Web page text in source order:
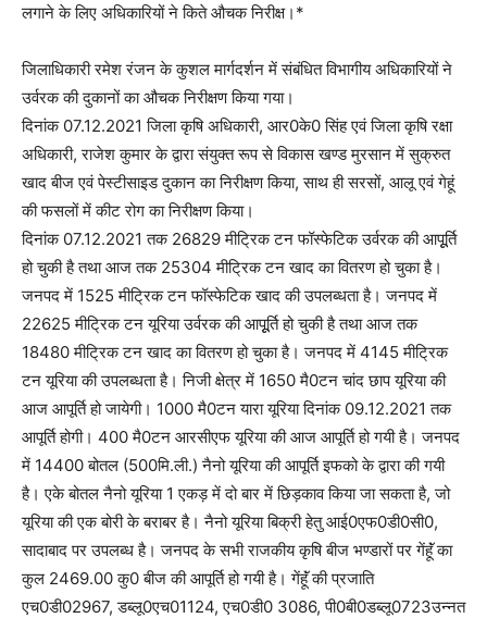
लगाने के लिए अधिकारियों ने किते औचक निरीक्ष।*
जिलाधिकारी रमेश रंजन के कुशल मार्गदर्शन में संबंधित विभागीय अधिकारियों ने
उर्वरक की दुकानों का औचक निरीक्षण किया गया।
दिनांक 07.12.2021 जिला कृषि अधिकारी, आर0के0 सिंह एवं जिला कृषि रक्षा
अधिकारी, राजेश कुमार के द्वारा संयुक्त रूप से विकास खण्ड मुरसान में सुक्रुत
खाद बीज एवं पेस्टीसाइड दुकान का निरीक्षण किया, साथ ही सरसों, आलू एवं गेहूं
की फसलों में कीट रोग का निरीक्षण किया।
दिनांक 07.12.2021 तक 26829 मीट्रिक टन फॉस्फेटिक उर्वरक की आपूूर्ति
हो चुकी है तथा आज तक 25304 मीट्रिक टन खाद का वितरण हो चुका है।
जनपद में 1525 मीट्रिक टन फॉस्फेटिक खाद की उपलब्धता है। जनपद में
22625 मीट्रिक टन यूरिया उर्वरक की आपूूर्ति हो चुकी है तथा आज तक
18480 मीट्रिक टन खाद का वितरण हो चुका है। जनपद में 4145 मीट्रिक
टन यूरिया की उपलब्धता है। निजी क्षेत्र में 1650 मै0टन चांद छाप यूरिया की
आज आपूर्ति हो जायेगी। 1000 मै0टन यारा यूरिया दिनांक 09.12.2021 तक
आपूर्ति होगी। 400 मै0टन आरसीएफ यूरिया की आज आपूर्ति हो गयी है। जनपद
में 14400 बोतल (500मि.ली.) नैनो यूरिया की आपूर्ति इफको के द्वारा की गयी
है। एके बोतल नैनो यूरिया 1 एकड़ में दो बार में छिड़काव किया जा सकता है, जो
यूरिया की एक बोरी के बराबर है। नैनो यूरिया बिक्री हेतु आई0एफ0डी0सी0,
सादाबाद पर उपलब्ध है। जनपद के सभी राजकीय कृषि बीज भण्डारों पर गेंहूॅं का
कुल 2469.00 कु0 बीज की आपूर्ति हो गयी है। गेंहूॅं की प्रजाति
एच0डी02967, डब्लू0एच01124, एच0डी0 3086, पी0बी0डब्लू0723उन्नत